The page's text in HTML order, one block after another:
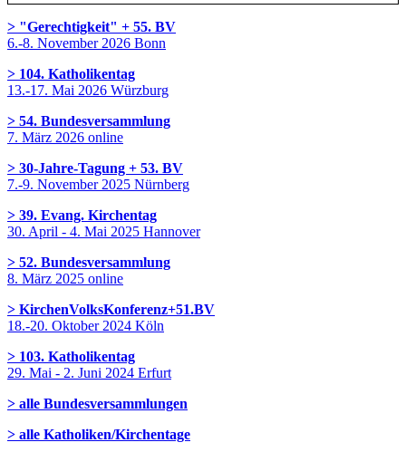
> "Gerechtigkeit" + 55. BV
6.-8. November 2026 Bonn
> 104. Katholikentag
13.-17. Mai 2026 Würzburg
> 54. Bundesversammlung
7. März 2026 online
> 30-Jahre-Tagung + 53. BV
7.-9. November 2025 Nürnberg
> 39. Evang. Kirchentag
30. April - 4. Mai 2025 Hannover
> 52. Bundesversammlung
8. März 2025 online
> KirchenVolksKonferenz+51.BV
18.-20. Oktober 2024 Köln
> 103. Katholikentag
29. Mai - 2. Juni 2024 Erfurt
> alle Bundesversammlungen
> alle Katholiken/Kirchentage